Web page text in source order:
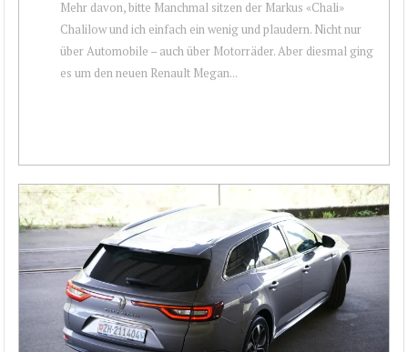
Mehr davon, bitte Manchmal sitzen der Markus «Chali»
Chalilow und ich einfach ein wenig und plaudern. Nicht nur
über Automobile – auch über Motorräder. Aber diesmal ging
es um den neuen Renault Megan...